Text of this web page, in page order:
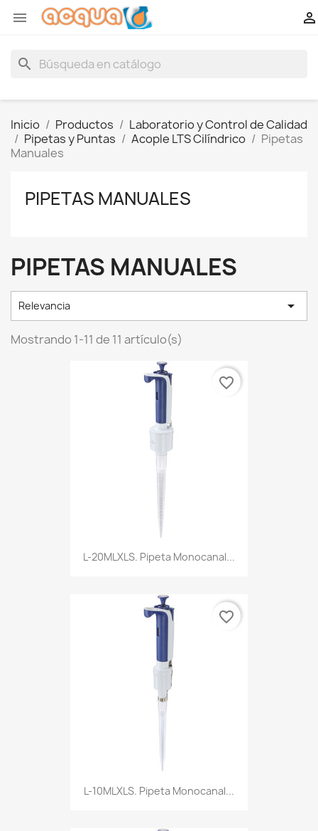
 
search
Inicio Productos
Laboratorio y Control de Calidad
Pipetas y Puntas
Acople LTS Cilíndrico
Pipetas
Manuales
PIPETAS MANUALES
PIPETAS MANUALES
Relevancia 
Mostrando 1-11 de 11 artículo(s)
L-20MLXLS. Pipeta Monocanal...
favorite_border
L-10MLXLS. Pipeta Monocanal...
favorite_border